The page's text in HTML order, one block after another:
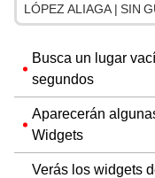
LÓPEZ ALIAGA | SIN
Busca un lugar
segundos
Aparecerán
Widgets
Verás los widgets